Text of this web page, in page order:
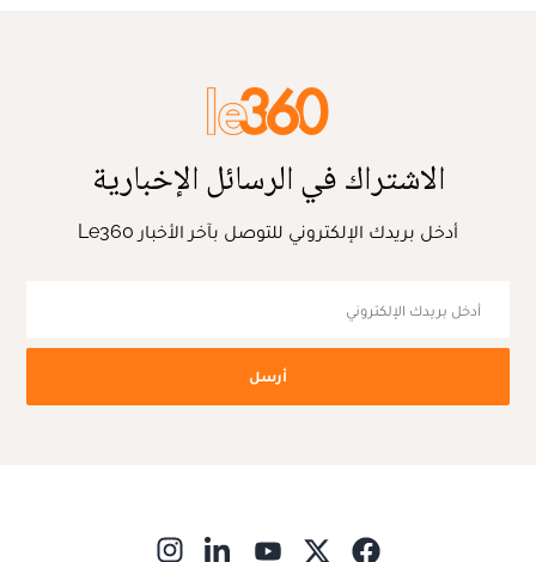
الاشتراك في الرسائل الإخبارية
أدخل بريدك الإلكتروني للتوصل بآخر الأخبار Le360
أرسل